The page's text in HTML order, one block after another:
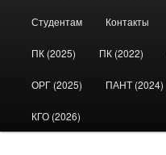
Студентам Контакты
ПК (2025) ПК (2022)
ОРГ (2025) ПАНТ (2024)
КГО (2026)